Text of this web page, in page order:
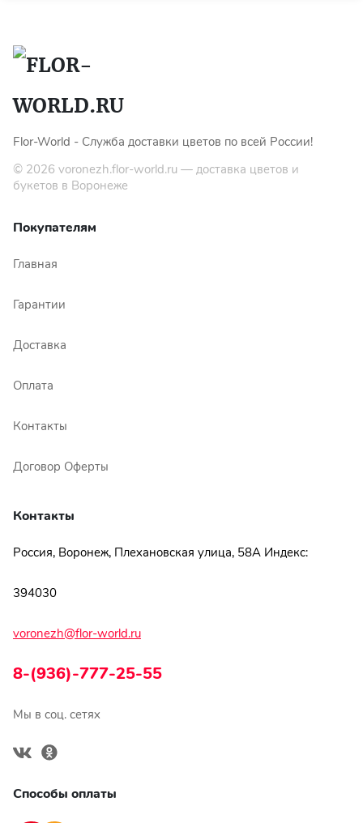
Flor-World - Служба доставки цветов по всей России!
© 2026 voronezh.flor-world.ru — доставка цветов и
букетов в Воронеже
Покупателям
Главная
Гарантии
Доставка
Оплата
Контакты
Договор Оферты
Контакты
Россия, Воронеж, Плехановская улица, 58А Индекс:
394030
voronezh@flor-world.ru
8-(936)-777-25-55
Мы в соц. сетях
Способы оплаты